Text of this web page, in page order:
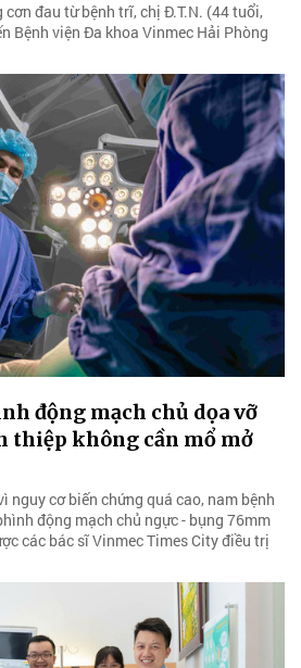
đau từ bệnh trĩ, chị Đ.T.N. (44 tuổi,
Bệnh viện Đa khoa Vinmec Hải Phòng
động mạch chủ dọa vỡ
thiệp không cần mổ mở
nguy cơ biến chứng quá cao, nam bệnh
động mạch chủ ngực - bụng 76mm
các bác sĩ Vinmec Times City điều trị